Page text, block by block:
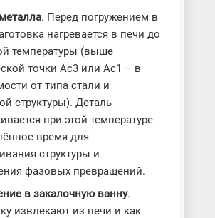
. Перед погружением в
нагревается в печи до
температуры (выше
точки Ac3 или Ac1 – в
от типа стали и
структуры). Деталь
при этой температуре
время для
структуры и
фазовых превращений.
в закалочную ванну.
извлекают из печи и как